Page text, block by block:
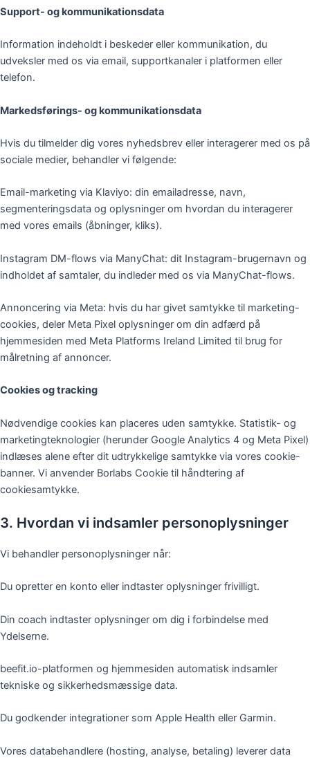
Support- og kommunikationsdata
Information indeholdt i beskeder eller kommunikation, du
udveksler med os via email, supportkanaler i platformen eller
telefon.
Markedsførings- og kommunikationsdata
Hvis du tilmelder dig vores nyhedsbrev eller interagerer med os på
sociale medier, behandler vi følgende:
Email-marketing via Klaviyo: din emailadresse, navn,
segmenteringsdata og oplysninger om hvordan du interagerer
med vores emails (åbninger, kliks).
Instagram DM-flows via ManyChat: dit Instagram-brugernavn og
indholdet af samtaler, du indleder med os via ManyChat-flows.
Annoncering via Meta: hvis du har givet samtykke til marketing-
cookies, deler Meta Pixel oplysninger om din adfærd på
hjemmesiden med Meta Platforms Ireland Limited til brug for
målretning af annoncer.
Cookies og tracking
Nødvendige cookies kan placeres uden samtykke. Statistik- og
marketingteknologier (herunder Google Analytics 4 og Meta Pixel)
indlæses alene efter dit udtrykkelige samtykke via vores cookie-
banner. Vi anvender Borlabs Cookie til håndtering af
cookiesamtykke.
3. Hvordan vi indsamler personoplysninger
Vi behandler personoplysninger når:
Du opretter en konto eller indtaster oplysninger frivilligt.
Din coach indtaster oplysninger om dig i forbindelse med
Ydelserne.
beefit.io-platformen og hjemmesiden automatisk indsamler
tekniske og sikkerhedsmæssige data.
Du godkender integrationer som Apple Health eller Garmin.
Vores databehandlere (hosting, analyse, betaling) leverer data